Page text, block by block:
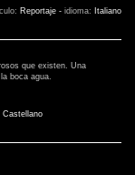
Reportaje - idioma:
Italiano
que existen. Una
boca agua.
Castellano